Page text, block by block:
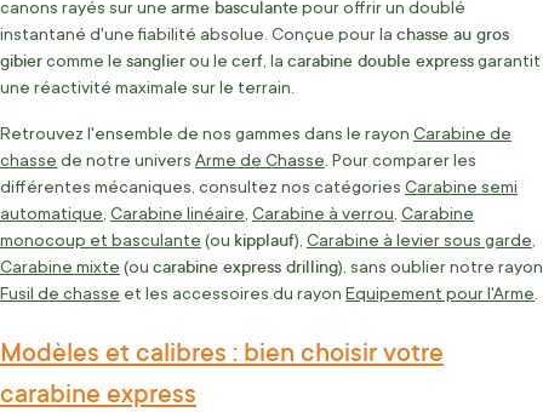
canons rayés sur une arme basculantepour offrir un doublé
instantané d'une fiabilité absolue. Conçue pour la chasse au gros
gibiercomme le sanglierou le cerf , la carabine double expressgarantit
une réactivité maximale sur le terrain.
Retrouvez l'ensemble de nos gammes dans le rayon Carabine de
chasse de notre univers Arme de Chasse . Pour comparer les
différentes mécaniques, consultez nos catégories Carabine semi
automatique Carabine linéaire Carabine à verrou Carabine
monocoup et basculante (ou kipplauf), Carabine à levier sous garde
Carabine mixte (ou carabine express drilling), sans oublier notre rayon
Fusil de chasse et les accessoires du rayon Equipement pour l'Arme
Modèles et calibres : bien choisir votre
carabine express